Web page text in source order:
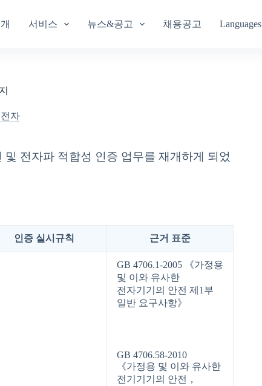
서비스 뉴스&공고 채용공고 Languages
자
전자파 적합성 인증 업무를 재개하게 되었
인증 실시규칙 근거 표준
GB 4706.1-2005 《가정용
및 이와 유사한
전자기기의 안전 제1부
일반 요구사항》
GB 4706.58-2010
《가정용 및 이와 유사한
전기기기의 안전，